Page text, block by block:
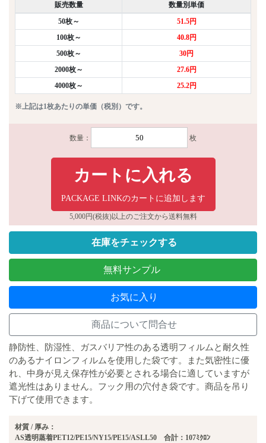
※上記は1枚あたりの単価（税別）です。
販売数量
数量別単価
50枚～
51.5円
100枚～
40.8円
500枚～
30円
2000枚～
27.6円
4000枚～
25.2円
数量： 枚
カートに入れる
PACKAGE LINKのカートに追加します
5,000円(税抜)以上のご注文から送料無料
在庫をチェックする
無料サンプル
お気に入り
商品について問合せ
静防性、防湿性、ガスバリア性のある透明フィルムと耐久性
のあるナイロンフィルムを使用した袋です。また気密性に優
れ、中身が見え保存性が必要とされる場合に適していますが
遮光性はありません。フック用の穴付き袋です。商品を吊り
下げて使用できます。
材質 / 厚み：
AS透明蒸着PET12/PE15/NY15/PE15/ASLL50 合計：107ﾐｸﾛﾝ